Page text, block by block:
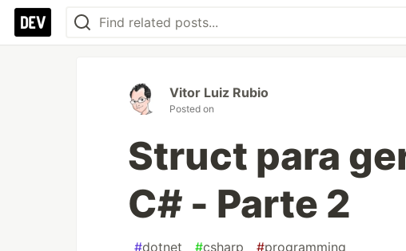
Vitor Luiz Rubio
Posted on
Struct para
C# - Parte 2
#dotnet #csharp #programming